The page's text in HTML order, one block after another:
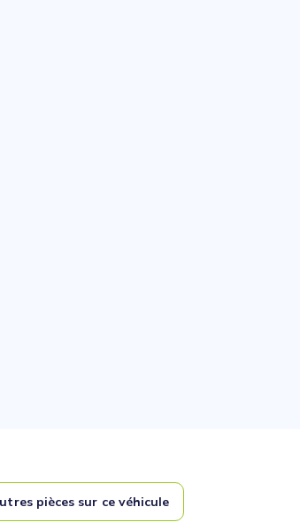
pièces sur ce véhicule